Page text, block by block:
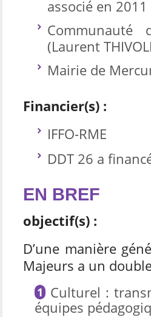
associé en 2011
Communauté
(Laurent
Mairie de
Financier(s) :
IFFO-RME
DDT 26 a
EN BREF
objectif(s) :
D’une manière
Majeurs a un
Culturel :
équipes